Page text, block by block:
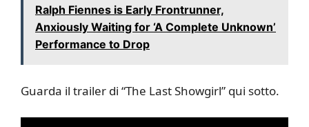
Ralph Fiennes is Early Frontrunner,
Anxiously Waiting for ‘A Complete Unknown’
Performance to Drop
Guarda il trailer di “The Last Showgirl” qui sotto.